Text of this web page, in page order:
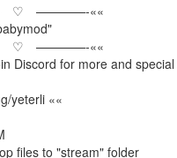
♡ ————-««
♡ ————-««
Discord for more and
yeterli ««
files to "stream" folder